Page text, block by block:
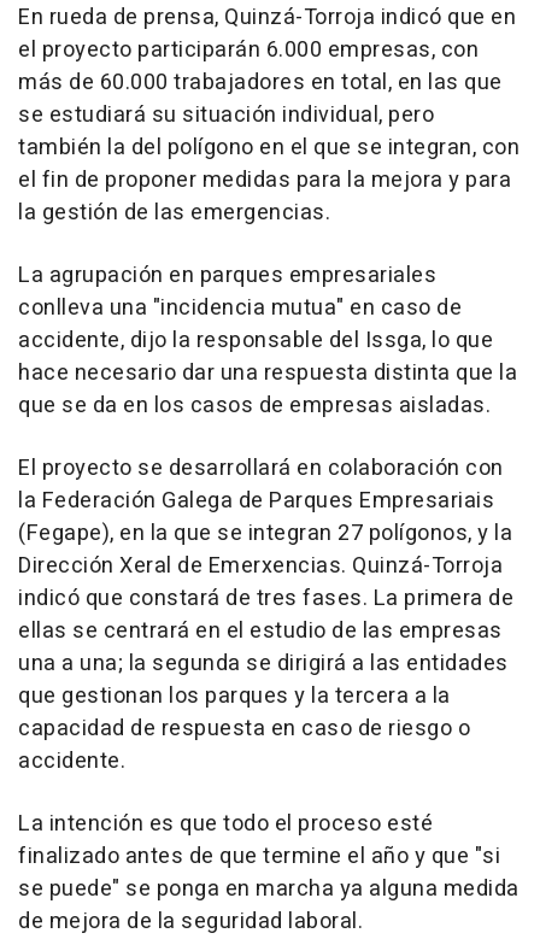
En rueda de prensa, Quinzá-Torroja indicó que en
el proyecto participarán 6.000 empresas, con
más de 60.000 trabajadores en total, en las que
se estudiará su situación individual, pero
también la del polígono en el que se integran, con
el fin de proponer medidas para la mejora y para
la gestión de las emergencias.
La agrupación en parques empresariales
conlleva una "incidencia mutua" en caso de
accidente, dijo la responsable del Issga, lo que
hace necesario dar una respuesta distinta que la
que se da en los casos de empresas aisladas.
El proyecto se desarrollará en colaboración con
la Federación Galega de Parques Empresariais
(Fegape), en la que se integran 27 polígonos, y la
Dirección Xeral de Emerxencias. Quinzá-Torroja
indicó que constará de tres fases. La primera de
ellas se centrará en el estudio de las empresas
una a una; la segunda se dirigirá a las entidades
que gestionan los parques y la tercera a la
capacidad de respuesta en caso de riesgo o
accidente.
La intención es que todo el proceso esté
finalizado antes de que termine el año y que "si
se puede" se ponga en marcha ya alguna medida
de mejora de la seguridad laboral.